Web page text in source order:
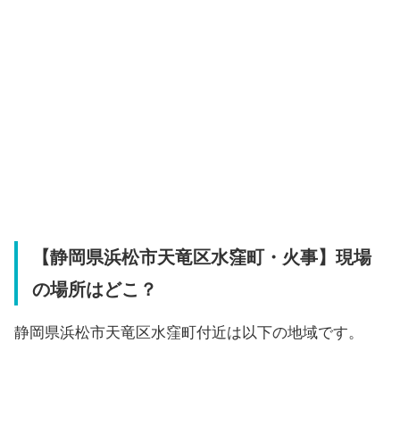
【静岡県浜松市天竜区水窪町・火事】現場
の場所はどこ？
静岡県浜松市天竜区水窪町付近は以下の地域です。